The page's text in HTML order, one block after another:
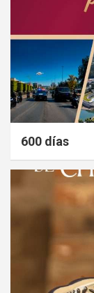
600 días